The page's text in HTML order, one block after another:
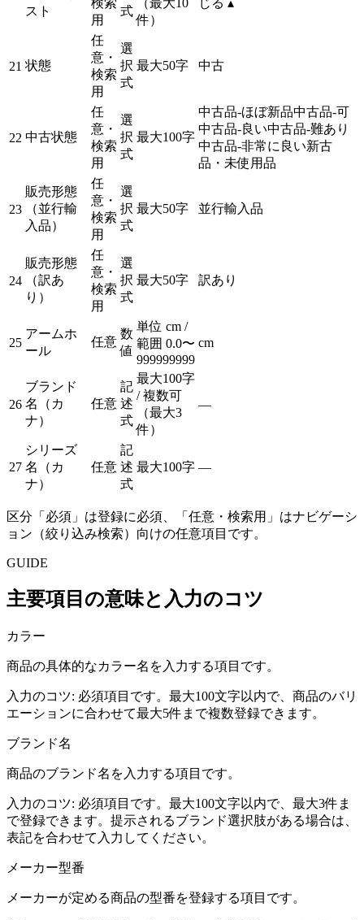
スト
用
式
件）
21 状態
任
意・
検索
用
選
択
式
最大50字 中古
22 中古状態
任
意・
検索
用
選
択
式
最大100字
中古品-ほぼ新品中古品-可
中古品-良い中古品-難あり
中古品-非常に良い新古
品・未使用品
23
販売形態
（並行輸
入品）
任
意・
検索
用
選
択
式
最大50字 並行輸入品
24
販売形態
（訳あ
り）
任
意・
検索
用
選
択
式
最大50字 訳あり
25
アームホ
ール
任意
数
値
単位 cm /
範囲 0.0〜
999999999
cm
26
ブランド
名（カ
ナ）
任意
記
述
式
最大100字
/ 複数可
（最大3
件）
—
27
シリーズ
名（カ
ナ）
任意
記
述
式
最大100字 —
区分「必須」は登録に必須、「任意・検索用」はナビゲーシ
ョン（絞り込み検索）向けの任意項目です。
GUIDE
主要項目の意味と入力のコツ
カラー
商品の具体的なカラー名を入力する項目です。
入力のコツ: 必須項目です。最大100文字以内で、商品のバリ
エーションに合わせて最大5件まで複数登録できます。
ブランド名
商品のブランド名を入力する項目です。
入力のコツ: 必須項目です。最大100文字以内で、最大3件ま
で登録できます。提示されるブランド選択肢がある場合は、
表記を合わせて入力してください。
メーカー型番
メーカーが定める商品の型番を登録する項目です。